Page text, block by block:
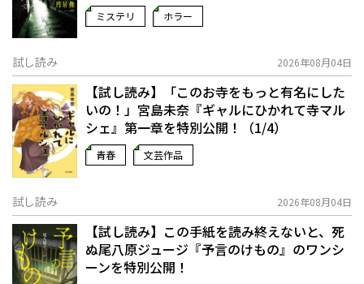
ミステリ ホラー
試し読み 2026年08月04日
【試し読み】「このお寺をもっと有名にした
いの！」宮島未奈『ギャルにひかれて寺マル
シェ』第一章を特別公開！（1/4）
青春 文芸作品
試し読み 2026年08月04日
【試し読み】この手紙を読み終えないと、死
ぬ――尾八原ジュージ『予言のけもの』のワンシ
ーンを特別公開！